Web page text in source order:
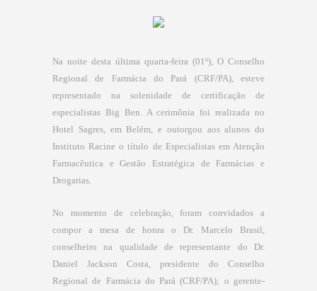
Na noite desta última quarta-feira (01º), O Conselho
Regional de Farmácia do Pará (CRF/PA), esteve
representado na solenidade de certificação de
especialistas Big Ben. A cerimônia foi realizada no
Hotel Sagres, em Belém, e outorgou aos alunos do
Instituto Racine o título de Especialistas em Atenção
Farmacêutica e Gestão Estratégica de Farmácias e
Drogarias.
No momento de celebração, foram convidados a
compor a mesa de honra o Dr. Marcelo Brasil,
conselheiro na qualidade de representante do Dr.
Daniel Jackson Costa, presidente do Conselho
Regional de Farmácia do Pará (CRF/PA); o gerente-